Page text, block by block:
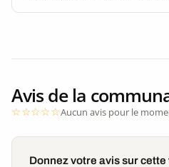
Avis de la
Aucun avis pour le
Donnez votre avis sur cette